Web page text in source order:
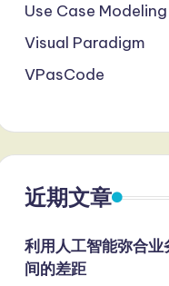
Use Case Modeling
Visual Paradigm
VPasCode
近期文章
利用人工智能弥合
间的差距